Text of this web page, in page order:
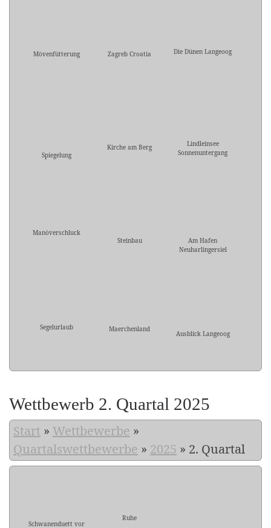
Mövenfütterung Zagreb Croatia Die Dünen Langeoog
Spiegelung
Kirche am Berg
Lindleinsee
Sonnenuntergang
Manöverschluck
Steinbau
Am Hafen
Neuharlingersiel
Segelurlaub Maerchenland
Ausblick Langeoog
Wettbewerb 2. Quartal 2025
Start » Wettbewerbe »
Quartalswettbewerbe » 2025 » 2. Quartal
Schwanenduett vor
Ruhe